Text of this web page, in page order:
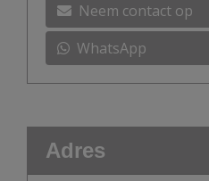
Neem contact op
WhatsApp
Adres